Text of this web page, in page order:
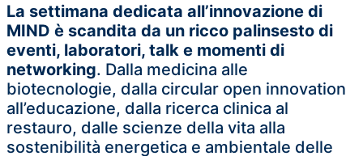
La settimana dedicata all’innovazione di
MIND è scandita da un ricco palinsesto di
eventi, laboratori, talk e momenti di
networking. Dalla medicina alle
biotecnologie, dalla circular open innovation
all’educazione, dalla ricerca clinica al
restauro, dalle scienze della vita alla
sostenibilità energetica e ambientale delle